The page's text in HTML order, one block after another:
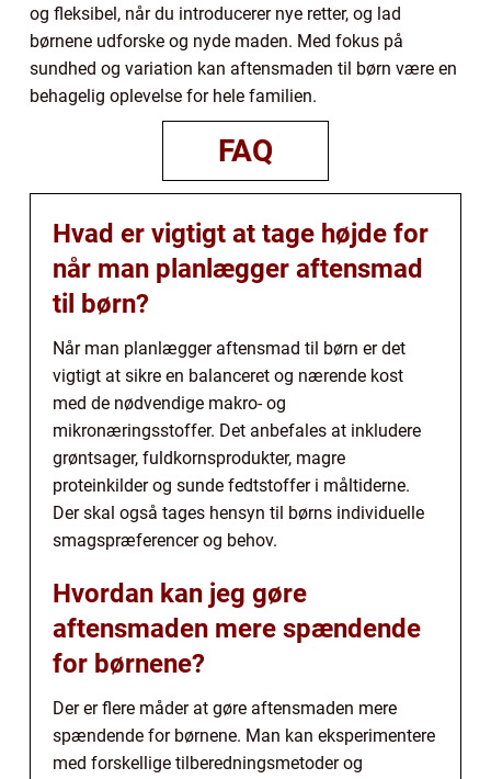
og fleksibel, når du introducerer nye retter, og lad
børnene udforske og nyde maden. Med fokus på
sundhed og variation kan aftensmaden til børn være en
behagelig oplevelse for hele familien.
FAQ
Hvad er vigtigt at tage højde for
når man planlægger aftensmad
til børn?
Når man planlægger aftensmad til børn er det
vigtigt at sikre en balanceret og nærende kost
med de nødvendige makro- og
mikronæringsstoffer. Det anbefales at inkludere
grøntsager, fuldkornsprodukter, magre
proteinkilder og sunde fedtstoffer i måltiderne.
Der skal også tages hensyn til børns individuelle
smagspræferencer og behov.
Hvordan kan jeg gøre
aftensmaden mere spændende
for børnene?
Der er flere måder at gøre aftensmaden mere
spændende for børnene. Man kan eksperimentere
med forskellige tilberedningsmetoder og